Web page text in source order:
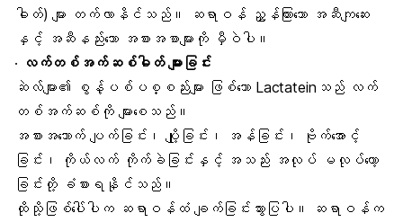
ဓါတ်) များ တက်လာနိင်သည်။ ဆရာဝန် ညွှန်ကြားသော အဆီကျဆေး
နှင့် အဆီနည်းသော အစားအစာများကို မှီဝဲပါ။
· လက်တစ်အက်ဆစ်ဓါတ် များခြင်း
ဆဲလ်များ၏ စွန့်ပစ်ပစ္စည်းများ ဖြစ်သော Lactateinသည် လက်
တစ်အက်ဆစ်ကို များစေသည်။
အစားအသောက် ပျက်ခြင်း၊ ပျို့ခြင်း၊ အန်ခြင်း၊ ဗိုက်အောင့်
ခြင်း၊ ကိုယ်လက် ကိုက်ခဲခြင်းနှင့် အသည်း အလုပ် မလုပ်တော့
ခြင်းတို့ ခံစားရနိုင်သည်။
ထိုသို့ဖြစ်ပေါ်ပါက ဆရာဝန်ထံ ချက်ခြင်းသွားပြပါ။ ဆရာဝန်က